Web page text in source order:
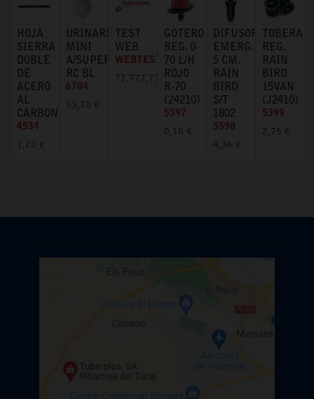
HOJA
SIERRA
DOBLE
DE
ACERO
AL
CARBONO
4534
1,20 €
URINARIO
MINI
A/SUPERIOR
RC BL
6704
53,70 €
TEST
WEB
WEBTEST
77.777,77 €
GOTERO
REG. 0-
70 L/H
ROJO
R-70
(24210)
5397
0,10 €
DIFUSOR
EMERG.
5 CM.
RAIN
BIRD
S/T
1802
5398
4,36 €
TOBERA
REG.
RAIN
BIRD
15VAN
(J2410)
5399
2,75 €